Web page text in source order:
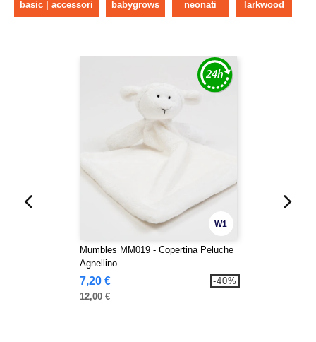
basic | accessori babygrows neonati larkwood
W1
Mumbles MM019 - Copertina Peluche
Agnellino
7,20 €
12,00 €
-40%